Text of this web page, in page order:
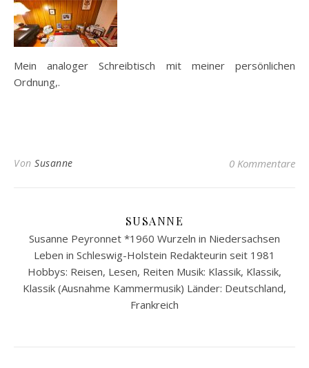
Mein analoger Schreibtisch mit meiner persönlichen
Ordnung,.
Von Susanne 0 Kommentare
SUSANNE
Susanne Peyronnet *1960 Wurzeln in Niedersachsen
Leben in Schleswig-Holstein Redakteurin seit 1981
Hobbys: Reisen, Lesen, Reiten Musik: Klassik, Klassik,
Klassik (Ausnahme Kammermusik) Länder: Deutschland,
Frankreich